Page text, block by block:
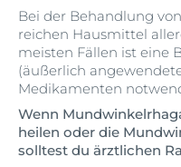
Bei der Behandlung
reichen Hausmittel
meisten Fällen ist eine
(äußerlich
Medikamenten
Wenn
heilen oder die
solltest du ärztlichen